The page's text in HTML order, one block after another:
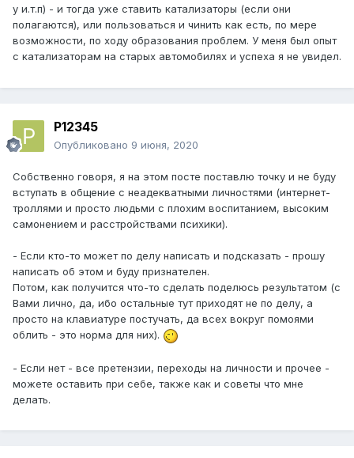
у и.т.п) - и тогда уже ставить катализаторы (если они
полагаются), или пользоваться и чинить как есть, по мере
возможности, по ходу образования проблем. У меня был опыт
с катализаторам на старых автомобилях и успеха я не увидел.
P12345
Опубликовано 9 июня, 2020
Собственно говоря, я на этом посте поставлю точку и не буду
вступать в общение с неадекватными личностями (интернет-
троллями и просто людьми с плохим воспитанием, высоким
самонением и расстройствами психики).
- Если кто-то может по делу написать и подсказать - прошу
написать об этом и буду признателен.
Потом, как получится что-то сделать поделюсь результатом (с
Вами лично, да, ибо остальные тут приходят не по делу, а
просто на клавиатуре постучать, да всех вокруг помоями
облить - это норма для них).
- Если нет - все претензии, переходы на личности и прочее -
можете оставить при себе, также как и советы что мне
делать.